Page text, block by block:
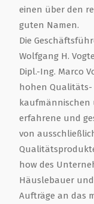
einen über den
guten Namen.
Die
Wolfgang H.
Dipl.-Ing. Marco
hohen Qualitäts-
kaufmännischen
erfahrene und
von
how des
Häuslebauer
Aufträge an das